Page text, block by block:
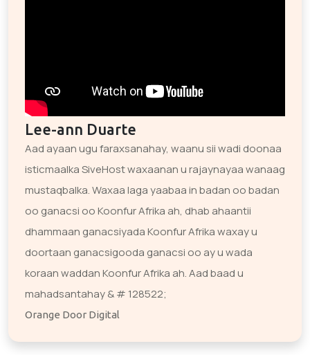
Lee-ann Duarte
Aad ayaan ugu faraxsanahay, waanu sii wadi doonaa
isticmaalka SiveHost waxaanan u rajaynayaa wanaag
mustaqbalka. Waxaa laga yaabaa in badan oo badan
oo ganacsi oo Koonfur Afrika ah, dhab ahaantii
dhammaan ganacsiyada Koonfur Afrika waxay u
doortaan ganacsigooda ganacsi oo ay u wada
koraan waddan Koonfur Afrika ah. Aad baad u
mahadsantahay & # 128522;
Orange Door Digital